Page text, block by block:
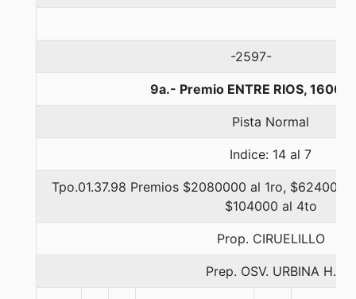
-2597-
9a.- Premio ENTRE RIOS, 1600
Pista Normal
Indice: 14 al 7
Tpo.01.37.98 Premios $2080000 al 1ro, $624000
$104000 al 4to
Prop. CIRUELILLO
Prep. OSV. URBINA H.